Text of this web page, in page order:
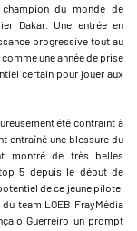
du monde de
Dakar. Une entrée en
progressive tout au
une année de prise
certain pour jouer aux
été contraint à
entraîné une blessure du
montré de très belles
5 depuis le début de
de ce jeune pilote,
team LOEB FrayMédia
Guerreiro un prompt